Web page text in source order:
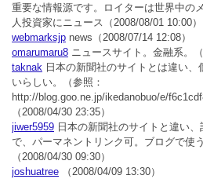
重要な情報源です。ロイターは世界中の
人投資家にニュース （2008/08/01 10:00）
webmarksjp news （2008/07/14 12:08）
omarumaru8 ニュースサイト。金融系。
taknak 日本の新聞社のサイトとは違い
いらしい。（参照：
http://blog.goo.ne.jp/ikedanobuo/e/
（2008/04/30 23:35）
jiwer5959 日本の新聞社のサイトと違い
で、パーマネントリンク可。ブログで使
（2008/04/30 09:30）
joshuatree
（2008/04/09 13:30）